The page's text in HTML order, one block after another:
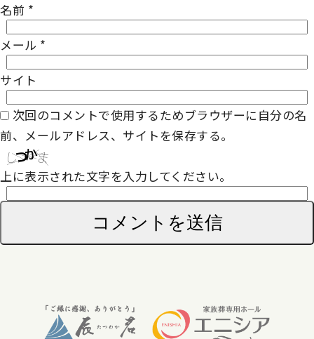
名前 *
メール *
サイト
次回のコメントで使用するためブラウザーに自分の名
前、メールアドレス、サイトを保存する。
上に表示された文字を入力してください。